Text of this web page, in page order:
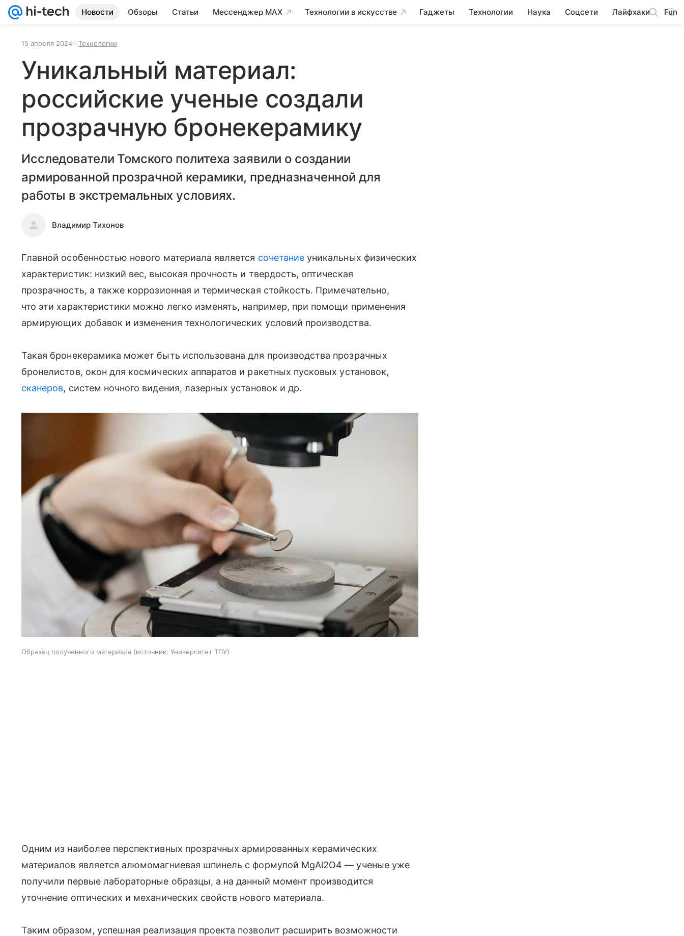
Новости Обзоры Статьи Мессенджер MAX Технологии в искусстве Гаджеты Технологии Наука Соцсети Лайфхаки Fun
15 апреля 2024 Технологии
Уникальный материал:
российские ученые создали
прозрачную бронекерамику
Исследователи Томского политеха заявили о создании
армированной прозрачной керамики, предназначенной для
работы в экстремальных условиях.
Владимир Тихонов
Главной особенностью нового материала является сочетание уникальных физических
характеристик: низкий вес, высокая прочность и твердость, оптическая
прозрачность, а также коррозионная и термическая стойкость. Примечательно,
что эти характеристики можно легко изменять, например, при помощи применения
армирующих добавок и изменения технологических условий производства.
Такая бронекерамика может быть использована для производства прозрачных
бронелистов, окон для космических аппаратов и ракетных пусковых установок,
сканеров, систем ночного видения, лазерных установок и др.
Образец полученного материала источник: Университет ТПУ
Одним из наиболее перспективных прозрачных армированных керамических
материалов является алюмомагниевая шпинель с формулой MgAl2O4 — ученые уже
получили первые лабораторные образцы, а на данный момент производится
уточнение оптических и механических свойств нового материала.
Таким образом, успешная реализация проекта позволит расширить возможности